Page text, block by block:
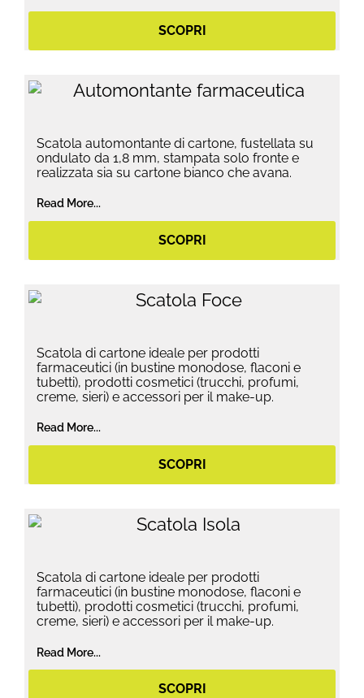
SCOPRI
Scatola automontante di cartone, fustellata su
ondulato da 1,8 mm, stampata solo fronte e
realizzata sia su cartone bianco che avana.
Read More...
SCOPRI
Scatola di cartone ideale per prodotti
farmaceutici (in bustine monodose, flaconi e
tubetti), prodotti cosmetici (trucchi, profumi,
creme, sieri) e accessori per il make-up.
Read More...
SCOPRI
Scatola di cartone ideale per prodotti
farmaceutici (in bustine monodose, flaconi e
tubetti), prodotti cosmetici (trucchi, profumi,
creme, sieri) e accessori per il make-up.
Read More...
SCOPRI